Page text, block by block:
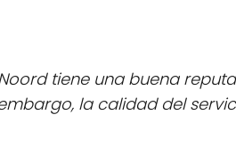
tiene una buena
la calidad del